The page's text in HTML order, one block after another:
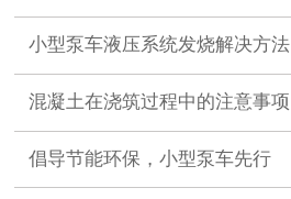
小型泵车液压系统发烧解决方法
混凝土在浇筑过程中的注意事项
倡导节能环保，小型泵车先行